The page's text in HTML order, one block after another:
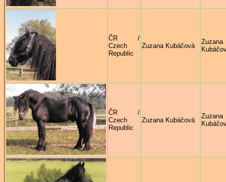
ČR /
Czech
Republic
Zuzana Kubáčová
Zuzana
ČR /
Czech
Republic
Zuzana Kubáčová
Zuzana